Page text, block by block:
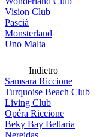
Vision Club
Pascià
Monsterland
Uno Malta
Indietro
Samsara Riccione
Turquoise Beach Club
Living Club
Opéra Riccione
Beky Bay Bellaria
Nereidas